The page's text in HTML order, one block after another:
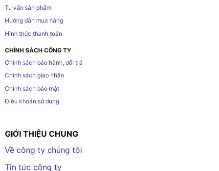
Tư vấn sản phẩm
Hướng dẫn mua hàng
Hình thức thanh toán
CHÍNH SÁCH CÔNG TY
Chính sách bảo hành, đổi trả
Chính sách giao nhận
Chính sách bảo mật
Điều khoản sử dụng
GIỚI THIỆU CHUNG
Về công ty chúng tôi
Tin tức công ty